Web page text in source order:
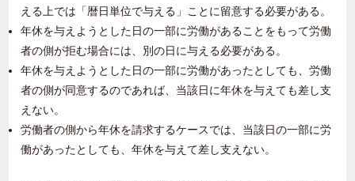
える上では「暦日単位で与える」ことに留意する必要がある。
年休を与えようとした日の一部に労働があることをもって労働
者の側が拒む場合には、別の日に与える必要がある。
年休を与えようとした日の一部に労働があったとしても、労働
者の側が同意するのであれば、当該日に年休を与えても差し支
えない。
労働者の側から年休を請求するケースでは、当該日の一部に労
働があったとしても、年休を与えて差し支えない。